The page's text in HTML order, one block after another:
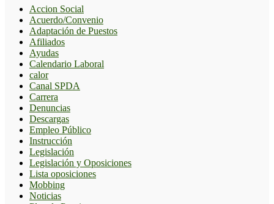
Accion Social
Acuerdo/Convenio
Adaptación de Puestos
Afiliados
Ayudas
Calendario Laboral
calor
Canal SPDA
Carrera
Denuncias
Descargas
Empleo Público
Instrucción
Legislación
Legislación y Oposiciones
Lista oposiciones
Mobbing
Noticias